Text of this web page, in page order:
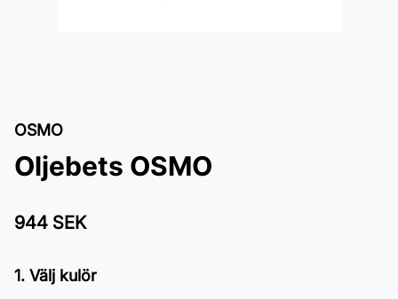
OSMO
Oljebets OSMO
944 SEK
1. Välj kulör